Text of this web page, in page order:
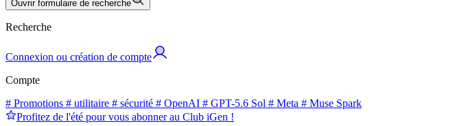
Ouvrir formulaire de recherche
Recherche
Connexion ou création de compte
Compte
# Promotions # utilitaire # sécurité # OpenAI # GPT-5.6 Sol # Meta # Muse Spark
Profitez de l'été pour vous abonner au Club iGen !